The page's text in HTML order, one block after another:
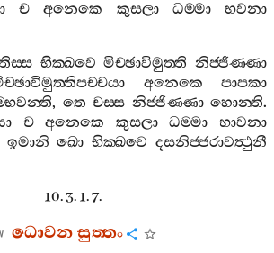
ච අනෙකෙ කුසලා ධම‍්මා
භවනා
භික‍්ඛවෙ මිච‍්ඡාවිමුත‍්ති නිජ‍්ජිණ‍්ණා
අනෙකෙ
පාපකා
, තෙ චස‍්ස නිජ‍්ජිණ‍්ණා හොන‍්ති.
ච අනෙකෙ කුසලා ධම‍්මා
භාවනා
ඉමානි ඛො භික‍්ඛවෙ දසනිජ‍්ජරාවත්‍ථුනී
10. 3. 1. 7.
ධොවනසුත‍්තං